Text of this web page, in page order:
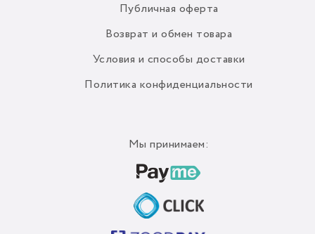
Публичная оферта
Возврат и обмен товара
Условия и способы доставки
Политика конфиденциальности
Мы принимаем: